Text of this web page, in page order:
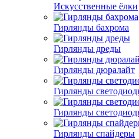
Искусственные ёлки
Гирлянды бахрома
Гирлянды дреды
Гирлянды дюралайт
Гирлянды
Гирлянды
Гирлянды спайдеры